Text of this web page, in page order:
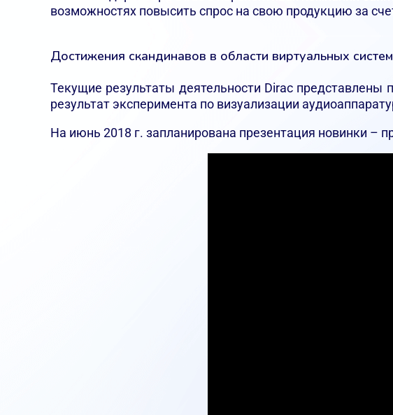
возможностях повысить спрос на свою продукцию за
Достижения скандинавов в области виртуальных систем
Текущие результаты деятельности Dirac представлены
результат эксперимента по визуализации
На июнь 2018 г. запланирована презентация новинки –